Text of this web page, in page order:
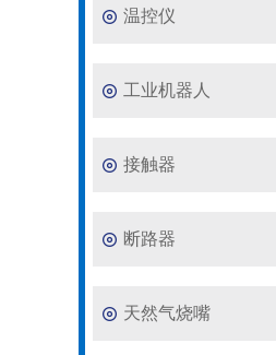
温控仪
工业机器人
接触器
断路器
天然气烧嘴